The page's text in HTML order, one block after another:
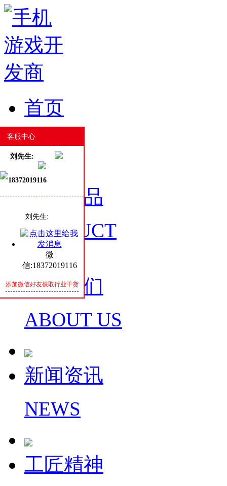
首页
HOME
游戏产品
PRODUCT
关于我们
ABOUT US
新闻资讯
NEWS
工匠精神
客服中心
刘先生:
18372019116
刘先生:
微
信:18372019116
添加微信好友获取行业干货